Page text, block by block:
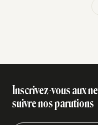
Inscrivez-vous aux
suivre nos parutions